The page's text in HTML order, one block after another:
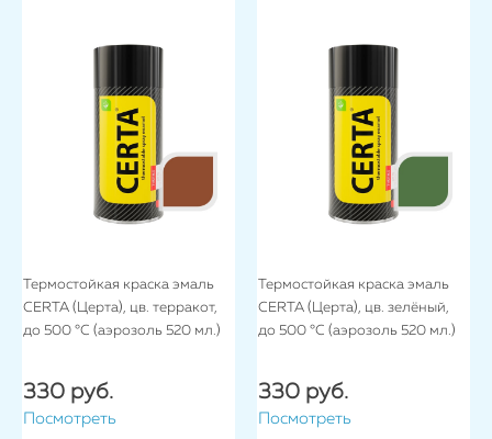
Термостойкая краска эмаль
CERTA (Церта), цв. терракот,
до 500 °C (аэрозоль 520 мл.)
330 руб.
Посмотреть
Термостойкая краска эмаль
CERTA (Церта), цв. зелёный,
до 500 °C (аэрозоль 520 мл.)
330 руб.
Посмотреть